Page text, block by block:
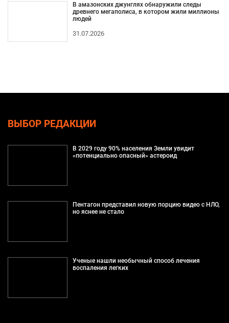
В амазонских джунглях обнаружили следы
древнего мегаполиса, в котором жили миллионы
людей
31.07.2026
ВЫБОР РЕДАКЦИИ
В 2029 году 90% населения Земли увидит
«потенциально опасный» астероид
Пентагон представил новую порцию видео с НЛО,
но яснее не стало
Ученые нашли необычный способ лечения
воспаления легких